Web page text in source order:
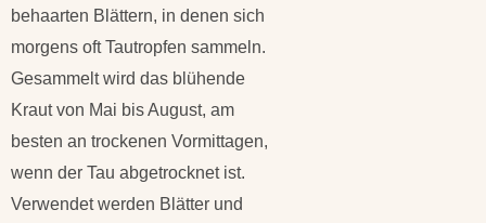
behaarten Blättern, in denen sich
morgens oft Tautropfen sammeln.
Gesammelt wird das blühende
Kraut von Mai bis August, am
besten an trockenen Vormittagen,
wenn der Tau abgetrocknet ist.
Verwendet werden Blätter und